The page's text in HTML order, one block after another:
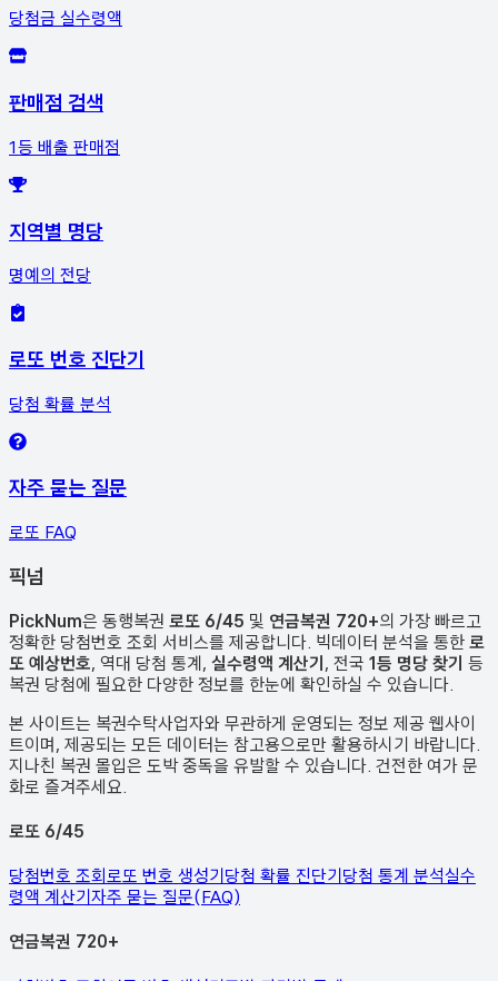
당첨금 실수령액
판매점 검색
1등 배출 판매점
지역별 명당
명예의 전당
로또 번호 진단기
당첨 확률 분석
자주 묻는 질문
로또 FAQ
픽넘
PickNum은 동행복권 로또 6/45 및 연금복권 720+의 가장 빠르고
정확한 당첨번호 조회 서비스를 제공합니다. 빅데이터 분석을 통한 로
또 예상번호, 역대 당첨 통계, 실수령액 계산기, 전국 1등 명당 찾기 등
복권 당첨에 필요한 다양한 정보를 한눈에 확인하실 수 있습니다.
본 사이트는 복권수탁사업자와 무관하게 운영되는 정보 제공 웹사이
트이며, 제공되는 모든 데이터는 참고용으로만 활용하시기 바랍니다.
지나친 복권 몰입은 도박 중독을 유발할 수 있습니다. 건전한 여가 문
화로 즐겨주세요.
로또 6/45
당첨번호 조회로또 번호 생성기당첨 확률 진단기당첨 통계 분석실수
령액 계산기자주 묻는 질문(FAQ)
연금복권 720+